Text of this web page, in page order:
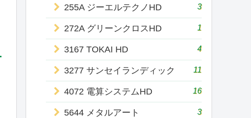
255A ジーエルテクノHD 3
272A グリーンクロスHD 1
3167 TOKAI HD 4
3277 サンセイランディック 11
4072 電算システムHD 16
5644 メタルアート 3